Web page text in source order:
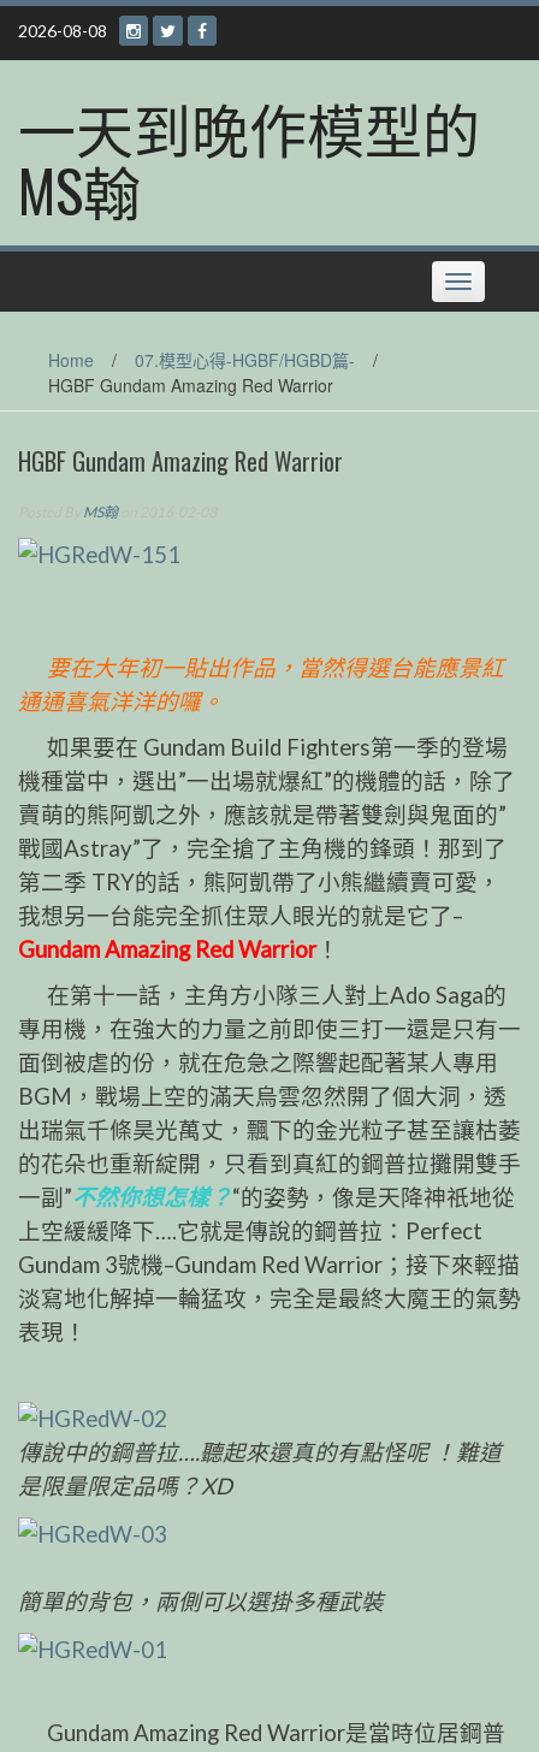
Skip
content
2026-08-08
一天到晚作模型的
MS翰
Toggle
navigation
Home / 07.模型心得-HGBF/HGBD篇-
/
HGBF Gundam Amazing Red Warrior
HGBF Gundam Amazing Red Warrior
MS翰on 2016-02-08
要在大年初一貼出作品，當然得選台能應景紅
通通喜氣洋洋的囉。
如果要在 Gundam Build Fighters第一季的登場
機種當中，選出”一出場就爆紅”的機體的話，除了
賣萌的熊阿凱之外，應該就是帶著雙劍與鬼面的”
戰國Astray”了，完全搶了主角機的鋒頭！那到了
第二季 TRY的話，熊阿凱帶了小熊繼續賣可愛，
我想另一台能完全抓住眾人眼光的就是它了–
Gundam Amazing Red Warrior！
在第十一話，主角方小隊三人對上Ado Saga的
專用機，在強大的力量之前即使三打一還是只有一
面倒被虐的份，就在危急之際響起配著某人專用
BGM，戰場上空的滿天烏雲忽然開了個大洞，透
出瑞氣千條昊光萬丈，飄下的金光粒子甚至讓枯萎
的花朵也重新綻開，只看到真紅的鋼普拉攤開雙手
一副”不然你想怎樣？“的姿勢，像是天降神祇地從
上空緩緩降下….它就是傳說的鋼普拉：Perfect
Gundam 3號機–Gundam Red Warrior；接下來輕描
淡寫地化解掉一輪猛攻，完全是最終大魔王的氣勢
表現！
傳說中的鋼普拉….聽起來還真的有點怪呢 ！難道
是限量限定品嗎？XD
簡單的背包，兩側可以選掛多種武裝
Gundam Amazing Red Warrior是當時位居鋼普